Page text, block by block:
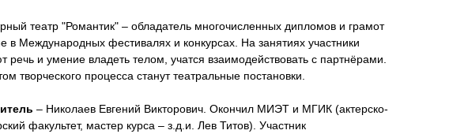
театр "Романтик" – обладатель многочисленных дипломов и грамот
в Международных фестивалях и конкурсах. На занятиях участники
речь и умение владеть телом, учатся взаимодействовать с партнёрами.
творческого процесса станут театральные постановки.
– Николаев Евгений Викторович. Окончил МИЭТ и МГИК (актерско-
факультет, мастер курса – з.д.и. Лев Титов). Участник